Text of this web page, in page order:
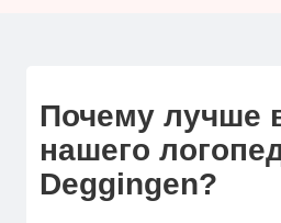
Почему лучше
нашего
Deggingen?